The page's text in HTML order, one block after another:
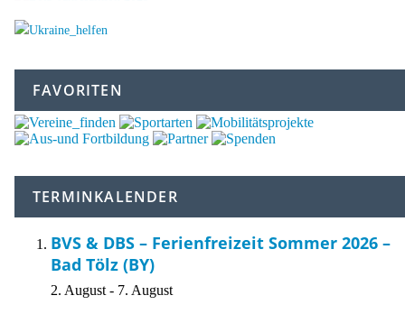
FAVORITEN
TERMINKALENDER
BVS & DBS – Ferienfreizeit Sommer 2026 –
Bad Tölz (BY)
2. August - 7. August